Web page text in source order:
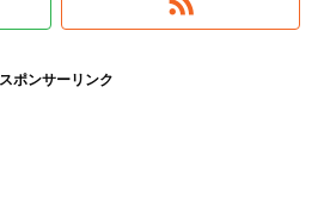
スポンサーリンク